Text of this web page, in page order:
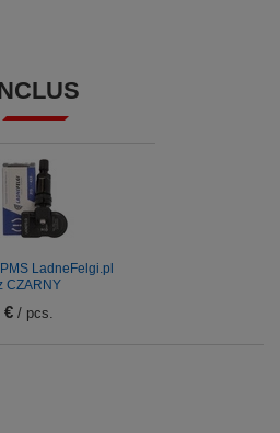
LadneFelgi.pl
CZARNY
€/ pcs.